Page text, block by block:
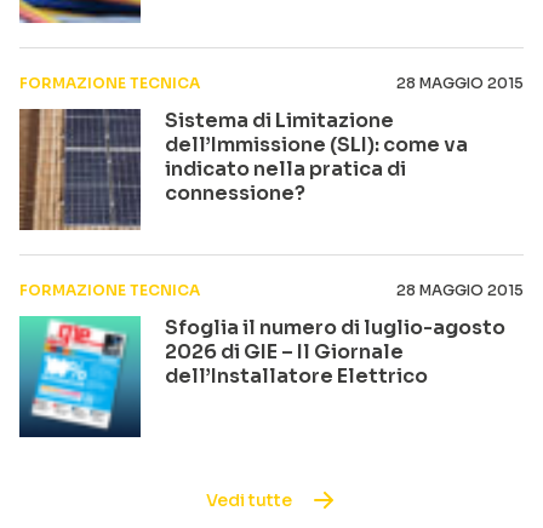
FORMAZIONE TECNICA 28 MAGGIO 2015
Sistema di Limitazione
dell’Immissione (SLI): come va
indicato nella pratica di
connessione?
FORMAZIONE TECNICA 28 MAGGIO 2015
Sfoglia il numero di luglio-agosto
2026 di GIE – Il Giornale
dell’Installatore Elettrico
Vedi tutte